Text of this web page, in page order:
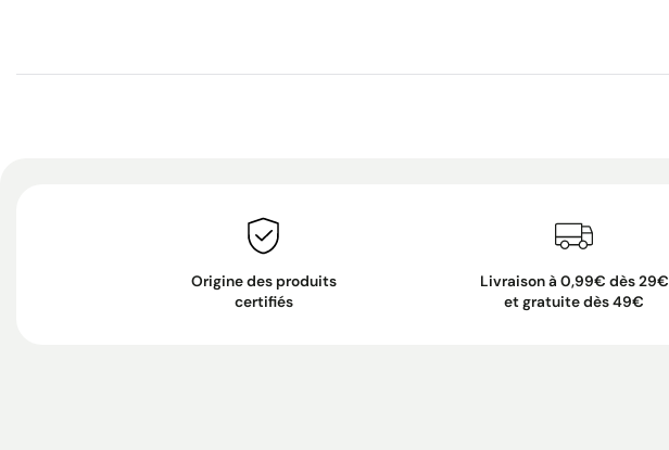
Origine des produits
certifiés
Livraison à 0,99€ dès 29€
et gratuite dès 49€